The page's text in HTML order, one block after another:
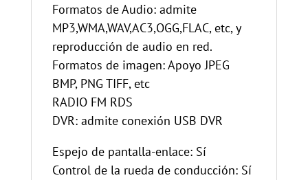
Formatos de Audio: admite
MP3,WMA,WAV,AC3,OGG,FLAC, etc, y
reproducción de audio en red.
Formatos de imagen: Apoyo JPEG
BMP, PNG TIFF, etc
RADIO FM RDS
DVR: admite conexión USB DVR
Espejo de pantalla-enlace: Sí
Control de la rueda de conducción: Sí